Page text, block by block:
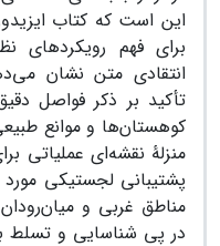
این است که کتاب
برای فهم رویکردهای
انتقادی متن نشان
تأکید بر ذکر فواصل
کوهستان‌ها و موانع
منزلۀ نقشه‌ای عملیاتی
پشتیبانی لجستیکی
مناطق غربی و
در پی شناسایی و تسلط